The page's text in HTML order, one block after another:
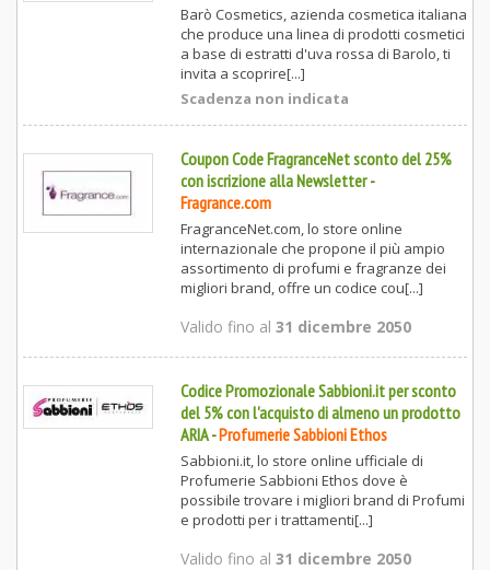
Barò Cosmetics, azienda cosmetica italiana
che produce una linea di prodotti cosmetici
a base di estratti d'uva rossa di Barolo, ti
invita a scoprire[...]
Scadenza non indicata
Coupon Code FragranceNet sconto del 25%
con iscrizione alla Newsletter-
Fragrance.com
FragranceNet.com, lo store online
internazionale che propone il più ampio
assortimento di profumi e fragranze dei
migliori brand, offre un codice cou[...]
Valido fino al 31 dicembre 2050
Codice Promozionale Sabbioni.it per sconto
del 5% con l'acquisto di almeno un prodotto
ARIA-Profumerie Sabbioni Ethos
Sabbioni.it, lo store online ufficiale di
Profumerie Sabbioni Ethos dove è
possibile trovare i migliori brand di Profumi
e prodotti per i trattamenti[...]
Valido fino al 31 dicembre 2050